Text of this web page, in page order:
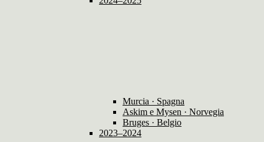
Murcia · Spagna
Askim e Mysen · Norvegia
Bruges · Belgio
2023–2024